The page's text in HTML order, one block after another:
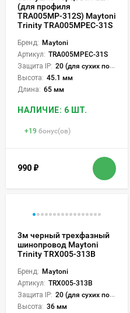
(для профиля
TRA005MP-312S) Maytoni
Trinity TRA005MPEC-31S
Бренд: Maytoni
Артикул: TRA005MPEC-31S
Защита IP: 20 (для сухих пом.)
Высота: 45.1 мм
Длина: 65 мм
НАЛИЧИЕ: 6 ШТ.
+19 бонус(ов)
990 ₽
3м черный трехфазный
шинопровод Maytoni
Trinity TRX005-313B
Бренд: Maytoni
Артикул: TRX005-313B
Защита IP: 20 (для сухих пом.)
Высота: 36 мм